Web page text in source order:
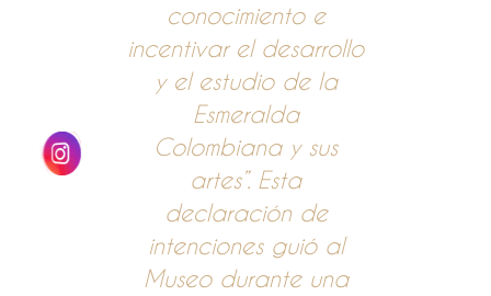
conocimiento e
incentivar el desarrollo
y el estudio de la
Esmeralda
Colombiana y sus
artes”. Esta
declaración de
intenciones guió al
Museo durante una